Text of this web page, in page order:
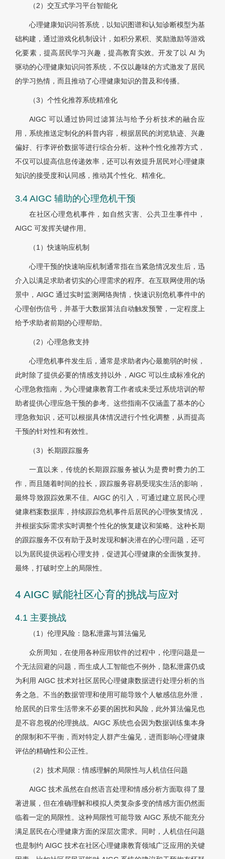
（2）交互式学习平台智能化
心理健康知识问答系统，以知识图谱和认知诊断模型为基
础构建，通过游戏化机制设计，如积分累积、奖励激励等游戏
化要素，提高居民学习兴趣，提高教育实效。开发了以 AI 为
驱动的心理健康知识问答系统，不仅以趣味的方式激发了居民
的学习热情，而且推动了心理健康知识的普及和传播。
（3）个性化推荐系统精准化
AIGC 可以通过协同过滤算法与给予分析技术的融合应
用，系统推送定制化的科普内容，根据居民的浏览轨迹、兴趣
偏好、行李评价数据等进行综合分析。这种个性化推荐方式，
不仅可以提高信息传递效率，还可以有效提升居民对心理健康
知识的接受度和认同感，推动其个性化、精准化。
3.4 AIGC 辅助的心理危机干预
在社区心理危机事件，如自然灾害、公共卫生事件中，
AIGC 可发挥关键作用。
（1）快速响应机制
心理干预的快速响应机制通常指在当紧急情况发生后，迅
介入以满足求助者切实的心理需求的程序。在互联网使用的场
景中，AIGC 通过实时监测网络舆情，快速识别危机事件中的
心理创伤信号，并基于大数据算法自动触发预警，一定程度上
给予求助者前期的心理帮助。
（2）心理急救支持
心理危机事件发生后，通常是求助者内心最脆弱的时候，
此时除了提供必要的情感支持以外，AIGC 可以生成标准化的
心理急救指南，为心理健康教育工作者或未受过系统培训的帮
助者提供心理应急干预的参考。这些指南不仅涵盖了基本的心
理急救知识，还可以根据具体情况进行个性化调整，从而提高
干预的针对性和有效性。
（3）长期跟踪服务
一直以来，传统的长期跟踪服务被认为是费时费力的工
作，而且随着时间的拉长，跟踪服务容易受现实生活的影响，
最终导致跟踪效果不佳。AIGC 的引入，可通过建立居民心理
健康档案数据库，持续跟踪危机事件后居民的心理恢复情况，
并根据实际需求实时调整个性化的恢复建议和策略。这种长期
的跟踪服务不仅有助于及时发现和解决潜在的心理问题，还可
以为居民提供远程心理支持，促进其心理健康的全面恢复持。
最终，打破时空上的局限性。
4 AIGC 赋能社区心育的挑战与应对
4.1 主要挑战
（1）伦理风险：隐私泄露与算法偏见
众所周知，在使用各种应用软件的过程中，伦理问题是一
个无法回避的问题，而生成人工智能也不例外，隐私泄露仍成
为利用 AIGC 技术对社区居民心理健康数据进行处理分析的当
务之急。不当的数据管理和使用可能导致个人敏感信息外泄，
给居民的日常生活带来不必要的困扰和风险，此外算法偏见也
是不容忽视的伦理挑战。AIGC 系统也会因为数据训练集本身
的限制和不平衡，而对特定人群产生偏见，进而影响心理健康
评估的精确性和公正性。
（2）技术局限：情感理解的局限性与人机信任问题
AIGC 技术虽然在自然语言处理和情感分析方面取得了显
著进展，但在准确理解和模拟人类复杂多变的情感方面仍然面
临着一定的局限性。这种局限性可能导致 AIGC 系统不能充分
满足居民在心理健康方面的深层次需求。同时，人机信任问题
也是制约 AIGC 技术在社区心理健康教育领域广泛应用的关键